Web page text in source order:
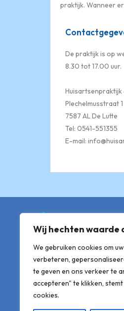
Wij hechten waarde
We gebruiken cookies om
verbeteren,
te geven en ons verkeer te
accepteren" te klikken,
cookies.
praktijk. Wanneer
De praktijk is op
8.30 tot 17.00 uur.
Huisartsenpraktijk
Plechelmusstraat 1
7587 AL De Lutte
Tel: 0541-551355
E-mail:
Gegevens
Tennisclub Kardoes
Pastoor Rudingpad 14
7587 AP De Lutte
secretaris@tckardoes.nl